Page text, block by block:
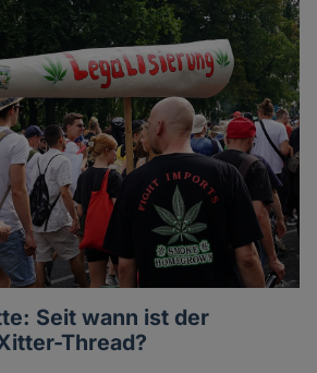
Seit wann ist der
Thread?